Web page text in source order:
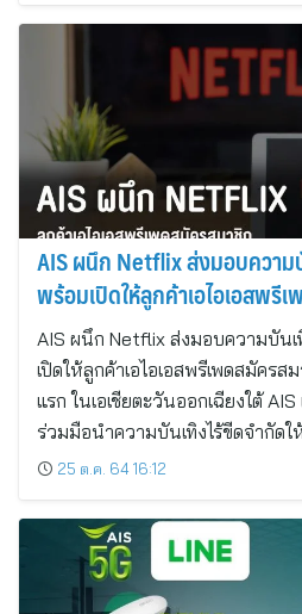
AIS ผนึก Netflix ส่งมอบความ
พร้อมเปิดให้ลูกค้าเอไอเอสพรี
AIS ผนึก Netflix ส่งมอบความบันเ
เปิดให้ลูกค้าเอไอเอสพรีเพดสมัครส
แรก ในเอเชียตะวันออกเฉียงใต้
ร่วมมือนำความบันเทิงไร้ขีดจำกัดใ
25 ต.ค. 64 16:12